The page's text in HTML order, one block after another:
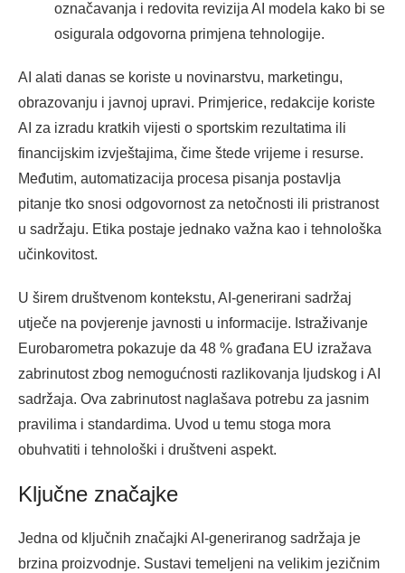
označavanja i redovita revizija AI modela kako bi se
osigurala odgovorna primjena tehnologije.
AI alati danas se koriste u novinarstvu, marketingu,
obrazovanju i javnoj upravi. Primjerice, redakcije koriste
AI za izradu kratkih vijesti o sportskim rezultatima ili
financijskim izvještajima, čime štede vrijeme i resurse.
Međutim, automatizacija procesa pisanja postavlja
pitanje tko snosi odgovornost za netočnosti ili pristranost
u sadržaju. Etika postaje jednako važna kao i tehnološka
učinkovitost.
U širem društvenom kontekstu, AI-generirani sadržaj
utječe na povjerenje javnosti u informacije. Istraživanje
Eurobarometra pokazuje da 48 % građana EU izražava
zabrinutost zbog nemogućnosti razlikovanja ljudskog i AI
sadržaja. Ova zabrinutost naglašava potrebu za jasnim
pravilima i standardima. Uvod u temu stoga mora
obuhvatiti i tehnološki i društveni aspekt.
Ključne značajke
Jedna od ključnih značajki AI-generiranog sadržaja je
brzina proizvodnje. Sustavi temeljeni na velikim jezičnim